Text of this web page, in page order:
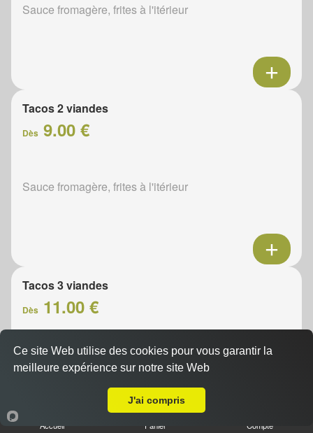
Sauce fromagère, frites à l'itérieur
Tacos 2 viandes
Dès 9.00 €
Sauce fromagère, frites à l'itérieur
Tacos 3 viandes
Dès 11.00 €
Sauce fromagère, frites à l'itérieur
Accueil Panier Compte
Ce site Web utilise des cookies pour vous garantir la
meilleure expérience sur notre site Web
J'ai compris